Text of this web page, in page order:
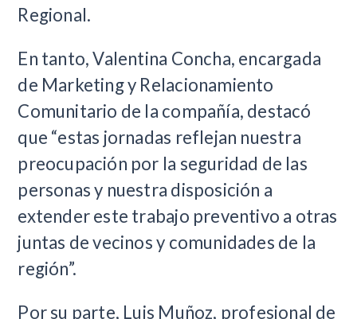
Regional.
En tanto, Valentina Concha, encargada
de Marketing y Relacionamiento
Comunitario de la compañía, destacó
que “estas jornadas reflejan nuestra
preocupación por la seguridad de las
personas y nuestra disposición a
extender este trabajo preventivo a otras
juntas de vecinos y comunidades de la
región”.
Por su parte, Luis Muñoz, profesional de